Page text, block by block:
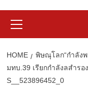
Menu
HOME
พิษณุโลก“กำลัง
มทบ.39 เรียกกำลังลสำรอ
S__523896452_0